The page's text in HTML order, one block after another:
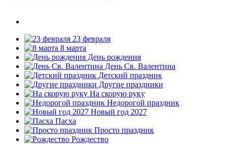
23 февраля
8 марта
День рождения
День Св. Валентина
Детский праздник
Другие праздники
На скорую руку
Недорогой праздник
Новый год 2027
Пасха
Просто праздник
Рождество